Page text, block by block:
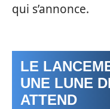
qui s’annonce.
LE
UNE LUNE
ATTEND